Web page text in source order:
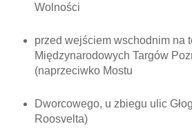
Wolności
przed wejściem wschodnim na
Międzynarodowych Targów
(naprzeciwko Mostu
Dworcowego, u zbiegu ulic
Roosvelta)